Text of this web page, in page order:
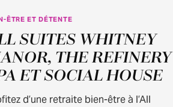
ÊTRE ET DÉTENTE
SUITES WHITNEY
THE REFINERY
ET SOCIAL HOUSE
d’une retraite bien-être à l’All